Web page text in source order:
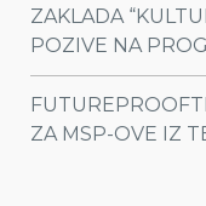
ZAKLADA
POZIVE NA
ZA MSP-OVE IZ